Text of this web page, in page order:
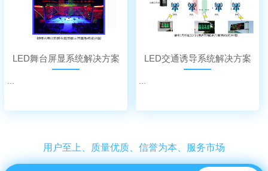
LED舞台屏显系统解决方案 LED交通诱导系统解决方案
用户至上、质量优质、信誉为本、服务市场